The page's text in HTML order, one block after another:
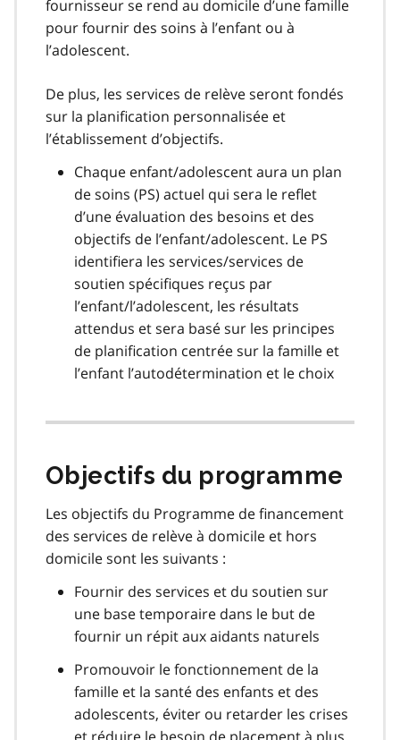
fournisseur se rend au domicile d’une famille
pour fournir des soins à l’enfant ou à
l’adolescent.
De plus, les services de relève seront fondés
sur la planification personnalisée et
l’établissement d’objectifs.
Chaque enfant/adolescent aura un plan
de soins (PS) actuel qui sera le reflet
d’une évaluation des besoins et des
objectifs de l’enfant/adolescent. Le PS
identifiera les services/services de
soutien spécifiques reçus par
l’enfant/l’adolescent, les résultats
attendus et sera basé sur les principes
de planification centrée sur la famille et
l’enfant l’autodétermination et le choix
Objectifs du programme
Les objectifs du Programme de financement
des services de relève à domicile et hors
domicile sont les suivants :
Fournir des services et du soutien sur
une base temporaire dans le but de
fournir un répit aux aidants naturels
Promouvoir le fonctionnement de la
famille et la santé des enfants et des
adolescents, éviter ou retarder les crises